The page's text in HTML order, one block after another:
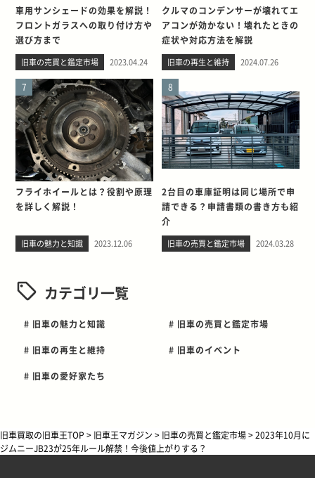
車用サンシェードの効果を解説！
フロントガラスへの取り付け方や
選び方まで
旧車の売買と鑑定市場 2023.04.24
クルマのコンデンサーが壊れてエ
アコンが効かない！壊れたときの
症状や対応方法を解説
旧車の再生と維持 2024.07.26
7
フライホイールとは？役割や原理
を詳しく解説！
旧車の魅力と知識 2023.12.06
8
2台目の車庫証明は同じ場所で申
請できる？申請書類の書き方も紹
介
旧車の売買と鑑定市場 2024.03.28
カテゴリ一覧
# 旧車の魅力と知識 # 旧車の売買と鑑定市場
# 旧車の再生と維持 # 旧車のイベント
# 旧車の愛好家たち
旧車買取の旧車王TOP > 旧車王マガジン > 旧車の売買と鑑定市場>2023年10月に
ジムニーJB23が25年ルール解禁！今後値上がりする？